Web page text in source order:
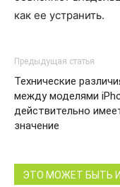
как ее устранить.
Предыдущая статья
Технические
между моделями
действительно
значение
ЭТО МОЖЕТ БЫТЬ